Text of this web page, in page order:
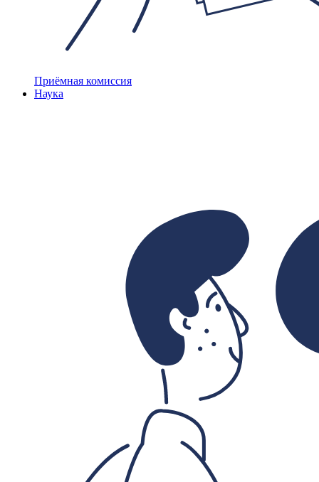
Приёмная комиссия
Наука